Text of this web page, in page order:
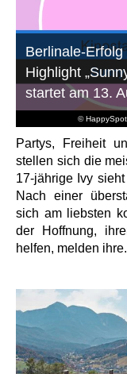
©
Berlinale-
Highlight
startet am 13.
Partys, Freiheit
stellen sich die
17-jährige Ivy
Nach einer
sich am liebsten
der Hoffnung,
helfen, melden